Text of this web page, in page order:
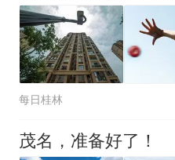
每日桂林
茂名，准备好了！